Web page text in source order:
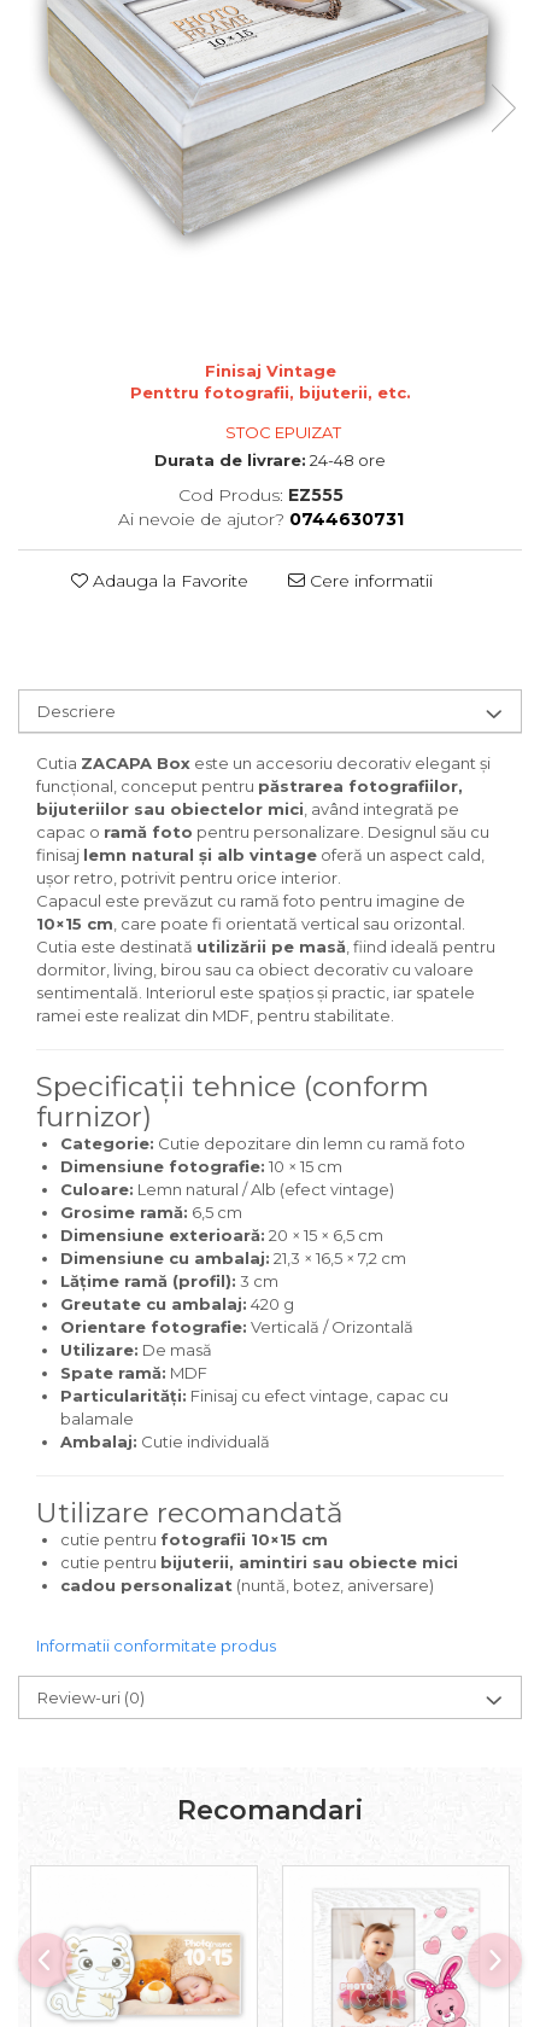
de sublimare
Plachete foto decorative
Diverse
Plastic si polimer
Aluminiu si inox
Placi aluminiu decorative HD
Carton si folie magneticaFinisaj Vintage
Penttru fotografii, bijuterii, etc.
STOC EPUIZAT
Durata de livrare: 24-48 ore
Cod Produs: EZ555
Ai nevoie de ajutor? 0744630731
Adauga la Favorite Cere informatii
Descriere
Cutia ZACAPA Box este un accesoriu decorativ elegant și
funcțional, conceput pentru păstrarea fotografiilor,
bijuteriilor sau obiectelor mici , având integrată pe
capac o ramă foto pentru personalizare. Designul său cu
finisaj lemn natural și alb vintage oferă un aspect cald,
ușor retro, potrivit pentru orice interior.
Capacul este prevăzut cu ramă foto pentru imagine de
10×15 cm , care poate fi orientată vertical sau orizontal.
Cutia este destinată utilizării pe masă , fiind ideală pentru
dormitor, living, birou sau ca obiect decorativ cu valoare
sentimentală. Interiorul este spațios și practic, iar spatele
ramei este realizat din MDF, pentru stabilitate.
Specificații tehnice (conform
furnizor)
Categorie: Cutie depozitare din lemn cu ramă foto
Dimensiune fotografie: 10 × 15 cm
Culoare: Lemn natural / Alb (efect vintage)
Grosime ramă: 6,5 cm
Dimensiune exterioară: 20 × 15 × 6,5 cm
Dimensiune cu ambalaj: 21,3 × 16,5 × 7,2 cm
Lățime ramă (profil): 3 cm
Greutate cu ambalaj: 420 g
Orientare fotografie: Verticală / Orizontală
Utilizare: De masă
Spate ramă: MDF
Particularități: Finisaj cu efect vintage, capac cu
balamale
Ambalaj: Cutie individuală
Utilizare recomandată
cutie pentru fotografii 10×15 cm
cutie pentru bijuterii, amintiri sau obiecte mici
cadou personalizat (nuntă, botez, aniversare)
Informatii conformitate produs
Review-uri (0)
Recomandari